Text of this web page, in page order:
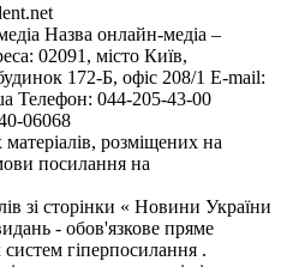
Назва онлайн-медіа –
02091, місто Київ,
172-Б, офіс 208/1 E-mail:
Телефон: 044-205-43-00
06068
розміщених на
посилання на
зі сторінки « Новини України
- обов'язкове пряме
гіперпосилання .